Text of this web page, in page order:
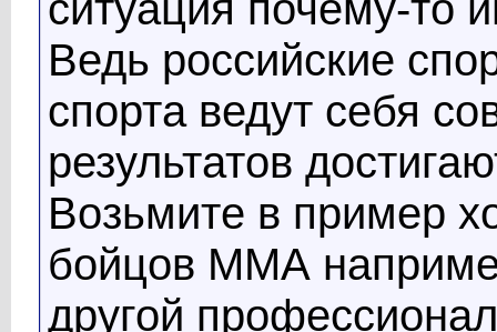
Ведь российские
спорта ведут себя
результатов
Возьмите в пример
бойцов ММА
другой